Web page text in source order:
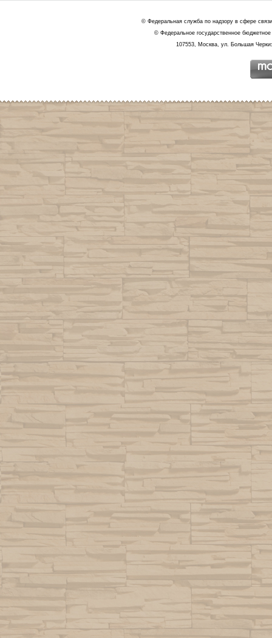
© Федеральная служба по надзору в сфере
© Федеральное государственное
107553, Москва, ул. Большая